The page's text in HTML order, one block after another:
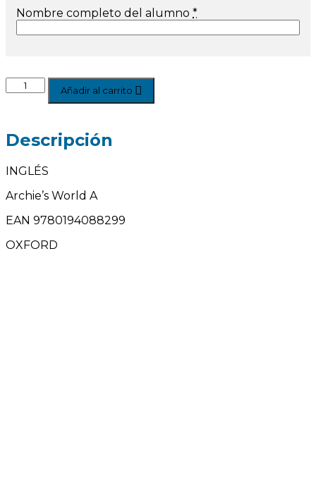
Nombre completo del alumno *
Añadir al carrito
Descripción
INGLÉS
Archie’s World A
EAN 9780194088299
OXFORD